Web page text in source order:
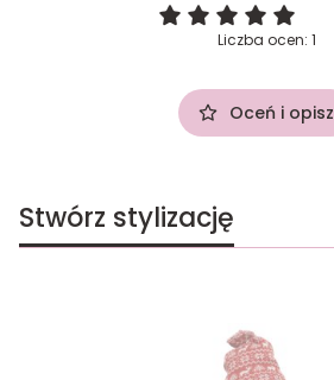
Liczba ocen: 1
Oceń i opisz
Stwórz stylizację